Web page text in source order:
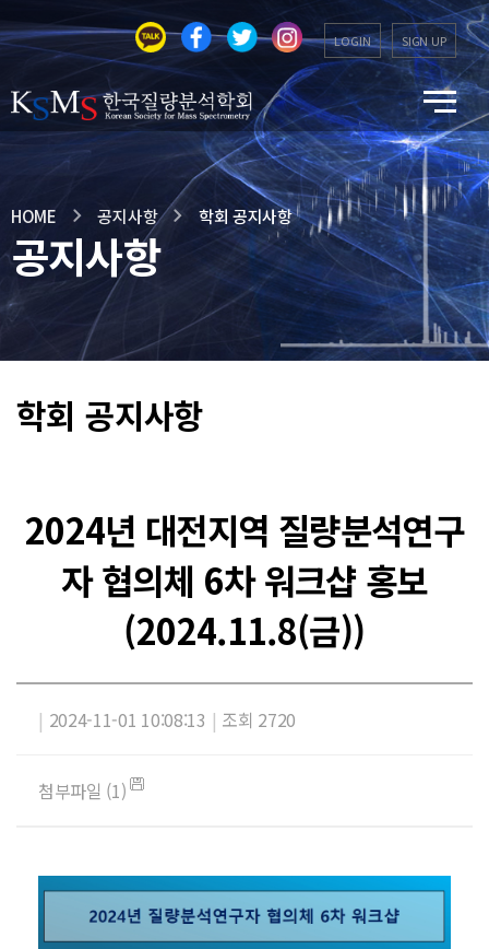
LOGIN SIGN UP
HOME 공지사항 학회 공지사항
공지사항
학회 공지사항
2024년 대전지역 질량분석연구
자 협의체 6차 워크샵 홍보
(2024.11.8(금))
| 2024-11-01 10:08:13 | 조회 2720
첨부파일 (1)